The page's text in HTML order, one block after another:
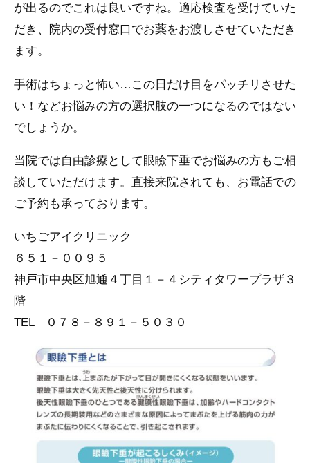
が出るのでこれは良いですね。適応検査を受けていた
だき、院内の受付窓口でお薬をお渡しさせていただき
ます。
手術はちょっと怖い…この日だけ目をパッチリさせた
い！などお悩みの方の選択肢の一つになるのではない
でしょうか。
当院では自由診療として眼瞼下垂でお悩みの方もご相
談していただけます。直接来院されても、お電話での
ご予約も承っております。
いちごアイクリニック
６５１－００９５
神戸市中央区旭通４丁目１－４シティタワープラザ３
階
TEL ０７８－８９１－５０３０